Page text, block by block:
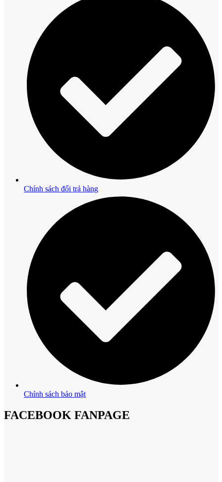
Chính sách đổi trả hàng
Chính sách bảo mật
FACEBOOK FANPAGE